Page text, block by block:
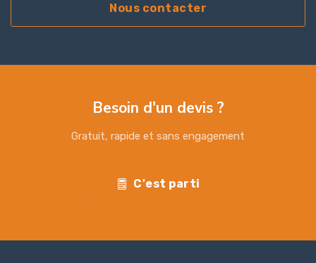
Nous contacter
Besoin d'un devis ?
Gratuit, rapide et sans engagement
C'est parti